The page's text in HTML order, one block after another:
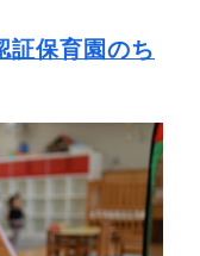
証保育園のち